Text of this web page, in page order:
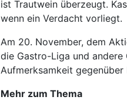
ist Trautwein überzeugt.
wenn ein Verdacht vorliegt.
Am 20. November, dem
die Gastro-Liga und
Aufmerksamkeit gegenüber
Mehr zum Thema